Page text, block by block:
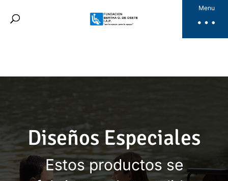
Productos
Menu
Diseños Especiales
Estos productos se